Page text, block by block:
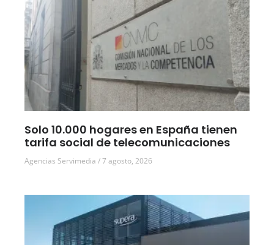
Solo 10.000 hogares en España tienen
tarifa social de telecomunicaciones
Agencias Servimedia 7 agosto, 2026